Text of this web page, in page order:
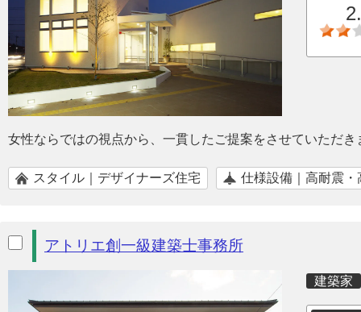
女性ならではの視点から、一貫したご提案をさせていただき
スタイル｜デザイナーズ住宅 仕様設備｜高耐震・
アトリエ創一級建築士事務所
建築家